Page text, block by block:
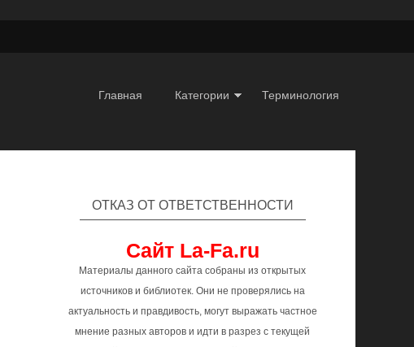
Главная Категории Терминология
ОТКАЗ ОТ ОТВЕТСТВЕННОСТИ
Сайт La-Fa.ru
Материалы данного сайта собраны из открытых
источников и библиотек. Они не проверялись на
актуальность и правдивость, могут выражать частное
мнение разных авторов и идти в разрез с текущей